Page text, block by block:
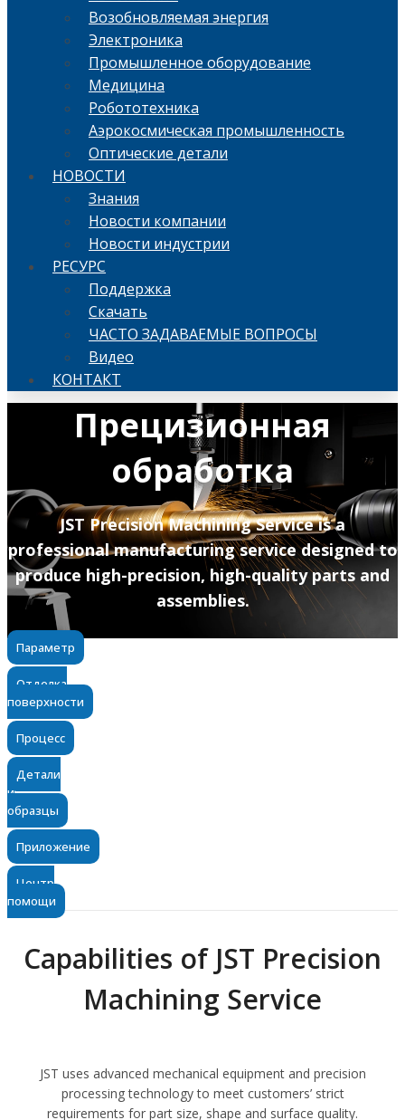
Возобновляемая энергия
Электроника
Промышленное оборудование
Медицина
Робототехника
Аэрокосмическая промышленность
Оптические детали
НОВОСТИ
Знания
Новости компании
Новости индустрии
РЕСУРС
Поддержка
Скачать
ЧАСТО ЗАДАВАЕМЫЕ ВОПРОСЫ
Видео
КОНТАКТ
Прецизионная
обработка
JST Precision Machining Service is a
professional manufacturing service designed to
produce high-precision, high-quality parts and
assemblies.
Параметр
Отделка
поверхности
Процесс
Детали
и
образцы
Приложение
Центр
помощи
Capabilities of JST Precision
Machining Service
JST uses advanced mechanical equipment and precision
processing technology to meet customers’ strict
requirements for part size, shape and surface quality.